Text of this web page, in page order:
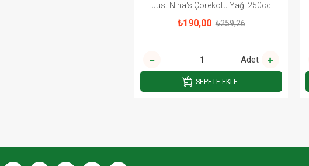
Just Nina's Çörekotu Yağı 250cc
₺190,00 ₺259,26
Adet
SEPETE EKLE